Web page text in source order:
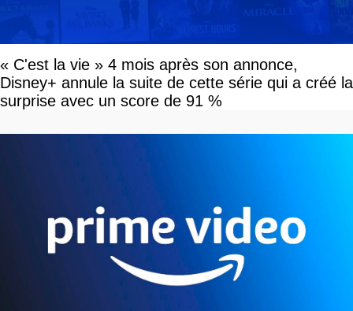
« C'est la vie » 4 mois après son annonce,
Disney+ annule la suite de cette série qui a créé la
surprise avec un score de 91 %